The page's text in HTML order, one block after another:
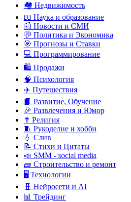
🏘️ Недвижимость
📖 Наука и образование
📰 Новости и СМИ
💬 Политика и Экономика
🎯 Прогнозы и Ставки
💻 Программирование
🛍️ Продажи
🧠 Психология
✈️ Путешествия
📘 Развитие, Обучение
🎉 Развлечения и Юмор
✝️ Религия
🧵 Рукоделие и хобби
💧 Слив
📝 Стихи и Цитаты
📣 SMM - social media
🧱 Строительство и ремонт
🖥️ Технологии
🧬 Нейросети и AI
📊 Трейдинг